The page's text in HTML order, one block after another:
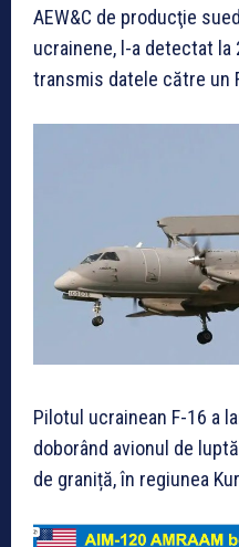
AEW&C de producţie
ucrainene, l-a detectat la
transmis datele către un
Pilotul ucrainean F-16 a
doborând avionul de
de graniță, în regiunea